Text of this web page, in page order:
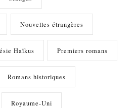
Nouvelles étrangères
Haïkus Premiers romans
Romans historiques
Royaume-Uni